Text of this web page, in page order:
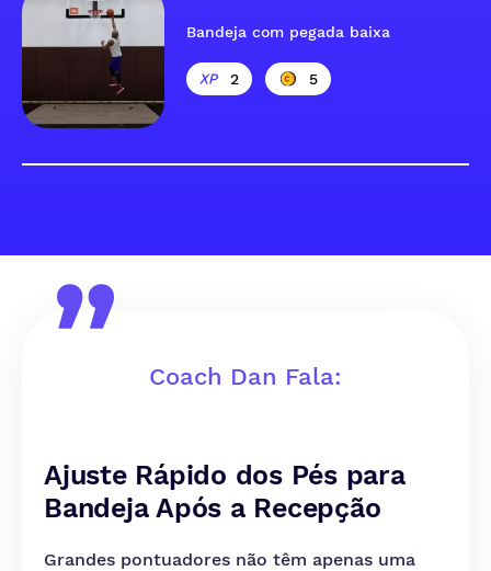
Bandeja com pegada baixa
2 5
Coach Dan Fala:
Ajuste Rápido dos Pés para
Bandeja Após a Recepção
Grandes pontuadores não têm apenas uma